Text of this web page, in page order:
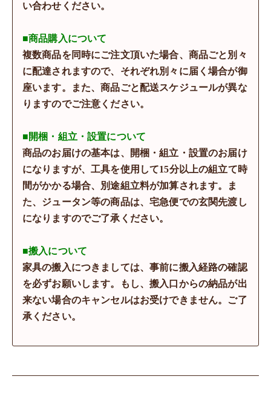
い合わせください。
■商品購入について
複数商品を同時にご注文頂いた場合、商品ごと別々
に配達されますので、それぞれ別々に届く場合が御
座います。また、商品ごと配送スケジュールが異な
りますのでご注意ください。
■開梱・組立・設置について
商品のお届けの基本は、開梱・組立・設置のお届け
になりますが、工具を使用して15分以上の組立て時
間がかかる場合、別途組立料が加算されます。ま
た、ジュータン等の商品は、宅急便での玄関先渡し
になりますのでご了承ください。
■搬入について
家具の搬入につきましては、事前に搬入経路の確認
を必ずお願いします。もし、搬入口からの納品が出
来ない場合のキャンセルはお受けできません。ご了
承ください。